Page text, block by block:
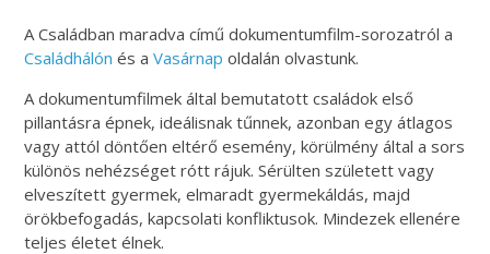
A Családban maradva című dokumentumfilm-sorozatról a
Családhálón és aVasárnap oldalán olvastunk.
A dokumentumfilmek által bemutatott családok első
pillantásra épnek, ideálisnak tűnnek, azonban egy átlagos
vagy attól döntően eltérő esemény, körülmény által a sors
különös nehézséget rótt rájuk. Sérülten született vagy
elveszített gyermek, elmaradt gyermekáldás, majd
örökbefogadás, kapcsolati konfliktusok. Mindezek ellenére
teljes életet élnek.